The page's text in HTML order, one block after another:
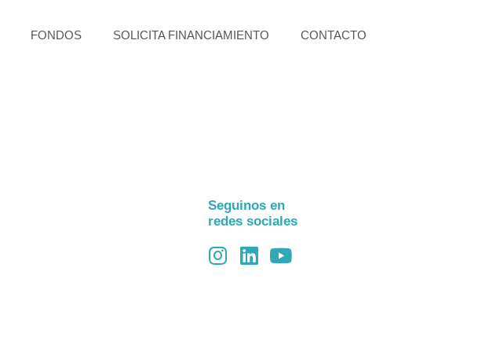
FONDOS SOLICITA FINANCIAMIENTO CONTACTO
Seguinos en
redes sociales